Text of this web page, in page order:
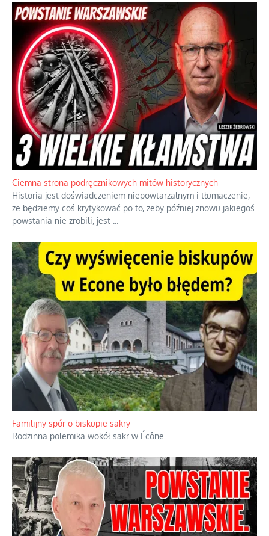
Ciemna strona podręcznikowych mitów historycznych
Historia jest doświadczeniem niepowtarzalnym i tłumaczenie,
że będziemy coś krytykować po to, żeby później znowu jakiegoś
powstania nie zrobili, jest
Familijny spór o biskupie sakry
Rodzinna polemika wokół sakr w Écône.